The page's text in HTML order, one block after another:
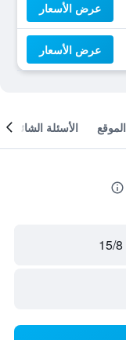
عرض الأسعار
عرض الأسعار
الموقع الأسئلة الشائعة